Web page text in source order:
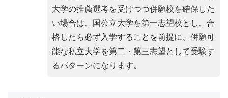
大学の推薦選考を受けつつ併願校を確保した
い場合は、国公立大学を第一志望校とし、合
格したら必ず入学することを前提に、併願可
能な私立大学を第二・第三志望として受験す
るパターンになります。